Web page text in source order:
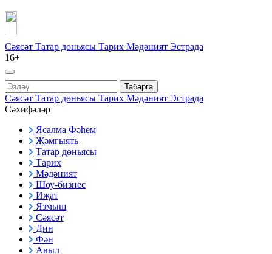
Сәясәт Татар дөньясы Тарих Мәдәният Эстрада
16+
Табарга
Сәясәт Татар дөньясы Тарих Мәдәният Эстрада
Сәхифәләр
Ясалма Фәһем
Җәмгыять
Татар дөньясы
Тарих
Мәдәният
Шоу-бизнес
Иҗат
Язмыш
Сәясәт
Дин
Фән
Авыл